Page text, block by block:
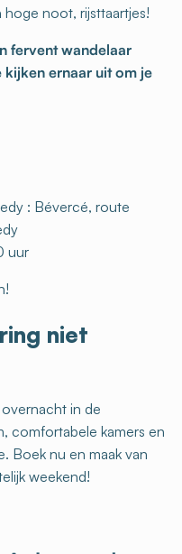
noot, rijsttaartjes!
fervent wandelaar
ernaar uit om je
: Bévercé, route
uur
niet
in de
comfortabele kamers en
Boek nu en maak van
weekend!